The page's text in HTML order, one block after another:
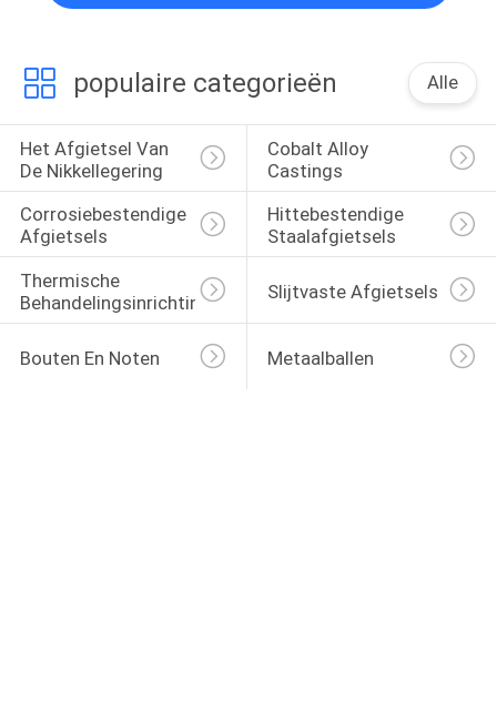
populaire categorieën Alle
Het Afgietsel Van
De Nikkellegering
Cobalt Alloy
Castings
Corrosiebestendige
Afgietsels
Hittebestendige
Staalafgietsels
Thermische
Behandelingsinrichtingen
Slijtvaste Afgietsels
Bouten En Noten Metaalballen